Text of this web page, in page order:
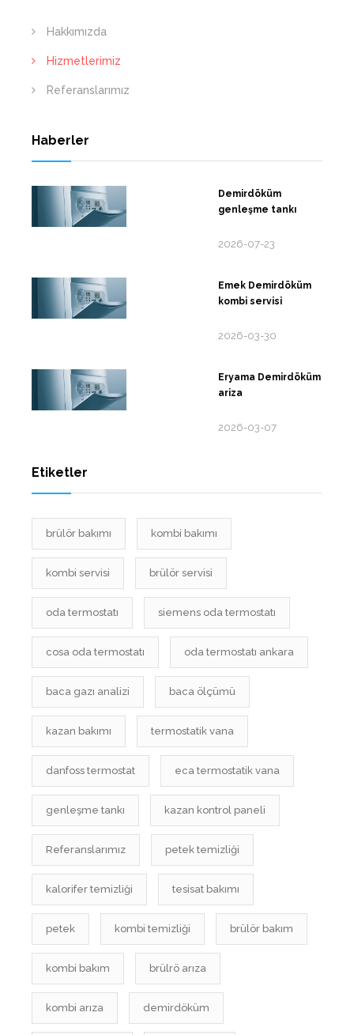
Hakkımızda
Hizmetlerimiz
Referanslarımız
Haberler
Demirdöküm
genleşme tankı
2026-07-23
Emek Demirdöküm
kombi servisi
2026-03-30
Eryama Demirdöküm
ariza
2026-03-07
Etiketler
brülör bakımı kombi bakımı
kombi servisi brülör servisi
oda termostatı siemens oda termostatı
cosa oda termostatı oda termostatı ankara
baca gazı analizi baca ölçümü
kazan bakımı termostatik vana
danfoss termostat eca termostatik vana
genleşme tankı kazan kontrol paneli
Referanslarımız petek temizliği
kalorifer temizliği tesisat bakımı
petek kombi temizliği brülör bakım
kombi bakım brülrö arıza
kombi arıza demirdöküm